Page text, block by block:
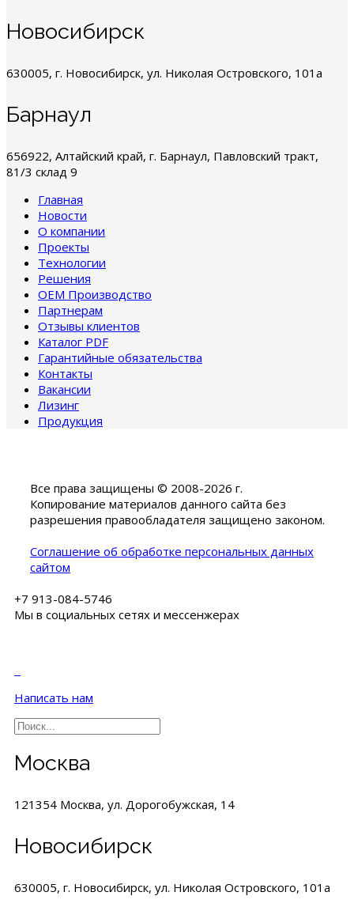
Новосибирск
630005, г. Новосибирск, ул. Николая Островского, 101а
Барнаул
656922, Алтайский край, г. Барнаул, Павловский тракт,
81/3 склад 9
Главная
Новости
О компании
Проекты
Технологии
Решения
OEM Производство
Партнерам
Отзывы клиентов
Каталог PDF
Гарантийные обязательства
Контакты
Вакансии
Лизинг
Продукция
Все права защищены © 2008-2026 г.
Копирование материалов данного сайта без
разрешения правообладателя защищено законом.
Соглашение об обработке персональных данных
сайтом
+7 913-084-5746
Мы в социальных сетях и мессенжерах
Написать нам
Москва
121354 Москва, ул. Дорогобужская, 14
Новосибирск
630005, г. Новосибирск, ул. Николая Островского, 101а